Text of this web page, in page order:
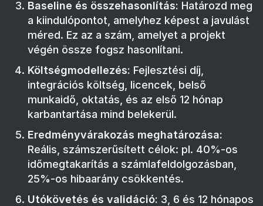
Baseline és összehasonlítás: Határozd meg
a kiindulópontot, amelyhez képest a javulást
méred. Ez az a szám, amelyet a projekt
végén össze fogsz hasonlítani.
Költségmodellezés: Fejlesztési díj,
integrációs költség, licencek, belső
munkaidő, oktatás, és az első 12 hónap
karbantartása mind belekerül.
Eredményvárakozás meghatározása:
Reális, számszerűsített célok: pl. 40%-os
időmegtakarítás a számlafeldolgozásban,
25%-os hibaarány csökkentés.
Utókövetés és validáció: 3, 6 és 12 hónapos